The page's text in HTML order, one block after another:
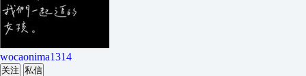
wocaonima1314
关注 私信